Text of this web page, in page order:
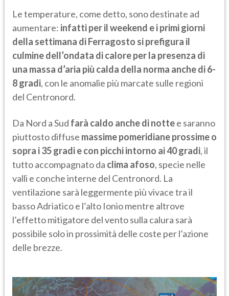
Le temperature, come detto, sono destinate ad
aumentare: infatti per il weekend e i primi giorni
della settimana di Ferragosto si prefigura il
culmine dell’ondata di calore per la presenza di
una massa d’aria più calda della norma anche di 6-
8 gradi, con le anomalie più marcate sulle regioni
del Centronord.
Da Nord a Sud farà caldo anche di nottee saranno
piuttosto diffuse massime pomeridiane prossime o
sopra i 35 gradi e con picchi intorno ai 40 gradi, il
tutto accompagnato da clima afoso, specie nelle
valli e conche interne del Centronord. La
ventilazione sarà leggermente più vivace tra il
basso Adriatico e l’alto Ionio mentre altrove
l’effetto mitigatore del vento sulla calura sarà
possibile solo in prossimità delle coste per l’azione
delle brezze.